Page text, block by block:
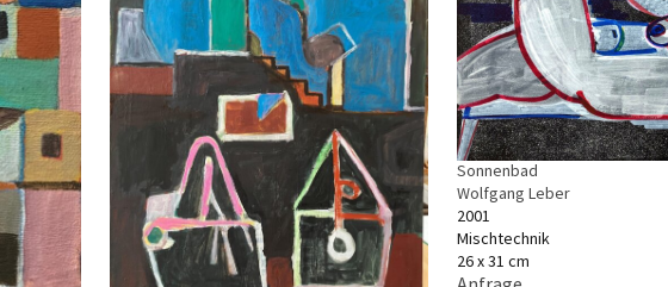
Sonnenbad
Wolfgang Leber
2001
Mischtechnik
26 x 31 cm